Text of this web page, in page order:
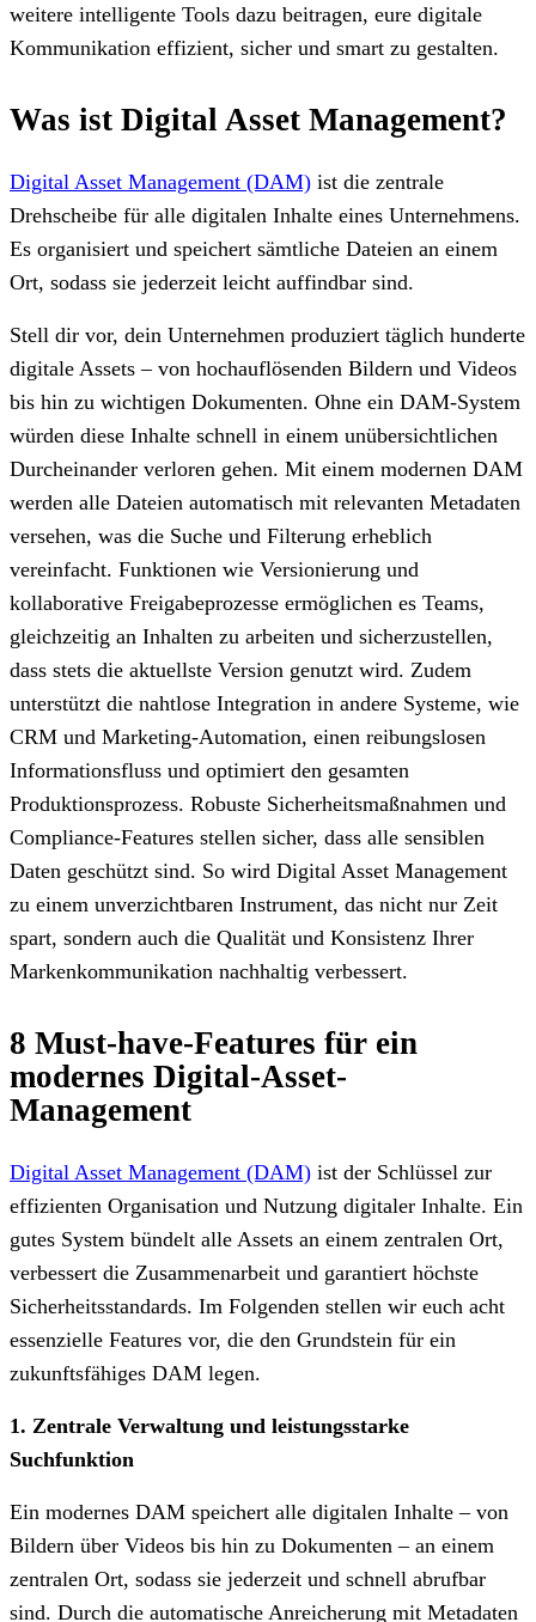
weitere intelligente Tools dazu beitragen, eure digitale
Kommunikation effizient, sicher und smart zu gestalten.
Was ist Digital Asset Management?
Digital Asset Management (DAM) ist die zentrale
Drehscheibe für alle digitalen Inhalte eines Unternehmens.
Es organisiert und speichert sämtliche Dateien an einem
Ort, sodass sie jederzeit leicht auffindbar sind.
Stell dir vor, dein Unternehmen produziert täglich hunderte
digitale Assets – von hochauflösenden Bildern und Videos
bis hin zu wichtigen Dokumenten. Ohne ein DAM-System
würden diese Inhalte schnell in einem unübersichtlichen
Durcheinander verloren gehen. Mit einem modernen DAM
werden alle Dateien automatisch mit relevanten Metadaten
versehen, was die Suche und Filterung erheblich
vereinfacht. Funktionen wie Versionierung und
kollaborative Freigabeprozesse ermöglichen es Teams,
gleichzeitig an Inhalten zu arbeiten und sicherzustellen,
dass stets die aktuellste Version genutzt wird. Zudem
unterstützt die nahtlose Integration in andere Systeme, wie
CRM und Marketing-Automation, einen reibungslosen
Informationsfluss und optimiert den gesamten
Produktionsprozess. Robuste Sicherheitsmaßnahmen und
Compliance-Features stellen sicher, dass alle sensiblen
Daten geschützt sind. So wird Digital Asset Management
zu einem unverzichtbaren Instrument, das nicht nur Zeit
spart, sondern auch die Qualität und Konsistenz Ihrer
Markenkommunikation nachhaltig verbessert.
8 Must-have-Features für ein
modernes Digital-Asset-
Management
Digital Asset Management (DAM) ist der Schlüssel zur
effizienten Organisation und Nutzung digitaler Inhalte. Ein
gutes System bündelt alle Assets an einem zentralen Ort,
verbessert die Zusammenarbeit und garantiert höchste
Sicherheitsstandards. Im Folgenden stellen wir euch acht
essenzielle Features vor, die den Grundstein für ein
zukunftsfähiges DAM legen.
1. Zentrale Verwaltung und leistungsstarke
Suchfunktion
Ein modernes DAM speichert alle digitalen Inhalte – von
Bildern über Videos bis hin zu Dokumenten – an einem
zentralen Ort, sodass sie jederzeit und schnell abrufbar
sind. Durch die automatische Anreicherung mit Metadaten